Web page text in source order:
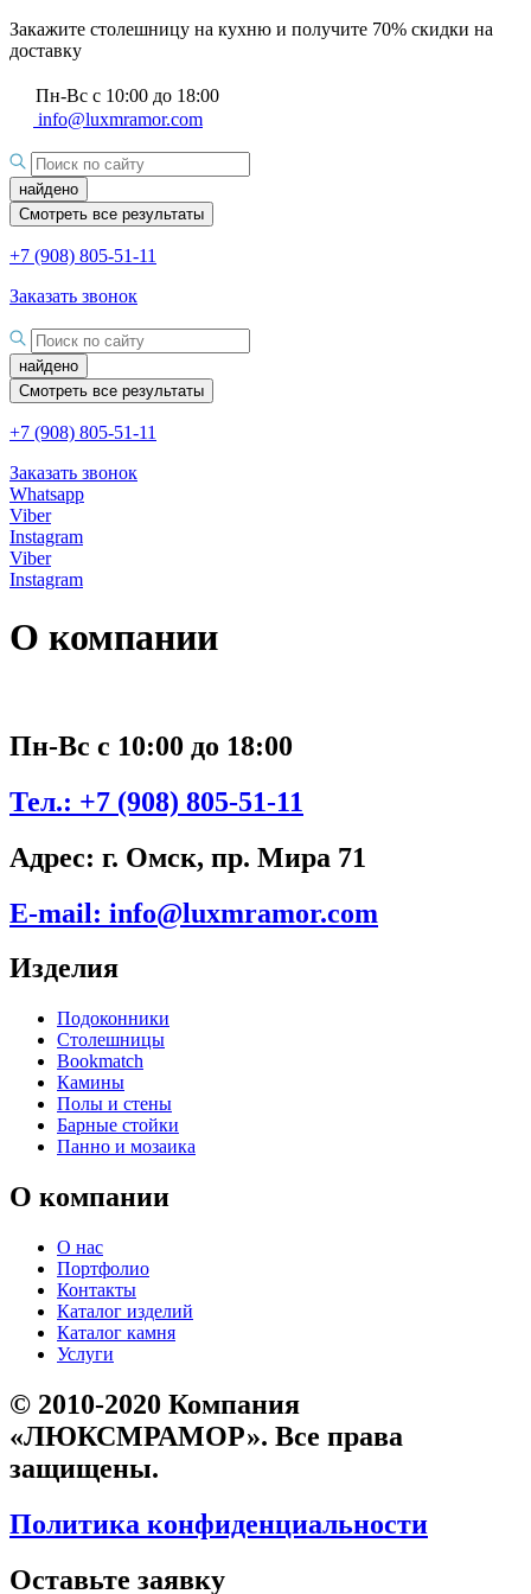
Закажите столешницу на кухню и получите 70% скидки на
доставку
Пн-Вс с 10:00 до 18:00
info@luxmramor.com
найдено
Смотреть все результаты
+7 (908) 805-51-11
Заказать звонок
найдено
Смотреть все результаты
+7 (908) 805-51-11
Заказать звонок
Whatsapp
Viber
Instagram
Viber
Instagram
О компании
Пн-Вс с 10:00 до 18:00
Тел.: +7 (908) 805-51-11
Адрес: г. Омск, пр. Мира 71
E-mail: info@luxmramor.com
Изделия
Подоконники
Столешницы
Bookmatch
Камины
Полы и стены
Барные стойки
Панно и мозаика
О компании
О нас
Портфолио
Контакты
Каталог изделий
Каталог камня
Услуги
© 2010-2020 Компания
«ЛЮКСМРАМОР». Все права
защищены.
Политика конфиденциальности
Оставьте заявку